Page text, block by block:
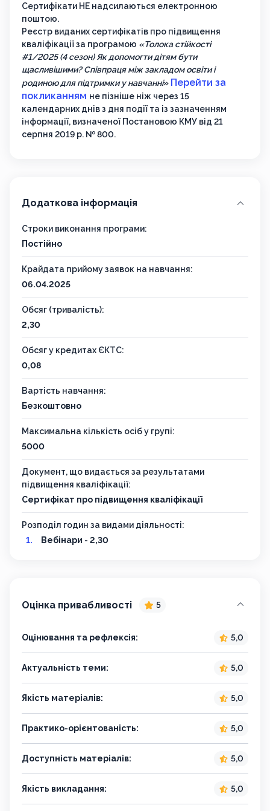
Сертифікати НЕ надсилаються електронною
поштою.
Реєстр виданих сертифікатів про підвищення
кваліфікації за програмою «Толока стійкості
#1/2025 (4 сезон) Як допомогти дітям бути
щасливішими? Співпраця між закладом освіти і
родиною для підтримки у навчанні» Перейти за
покликанням не пізніше ніж через 15
календарних днів з дня події та із зазначенням
інформації, визначеної Постановою КМУ від 21
серпня 2019 р. № 800.
Додаткова інформація
Строки виконання програми:
Постійно
Крайдата прийому заявок на навчання:
06.04.2025
Обсяг (тривалість):
2,30
Обсяг у кредитах ЄКТС:
0,08
Вартість навчання:
Безкоштовно
Максимальна кількість осіб у групі:
5000
Документ, що видається за результатами
підвищення кваліфікації:
Сертифікат про підвищення кваліфікації
Розподіл годин за видами діяльності:
Вебінари - 2,30
Оцінка привабливості 5
Оцінювання та рефлексія: 5,0
Актуальність теми: 5,0
Якість матеріалів: 5,0
Практико-орієнтованість: 5,0
Доступність матеріалів: 5,0
Якість викладання: 5,0